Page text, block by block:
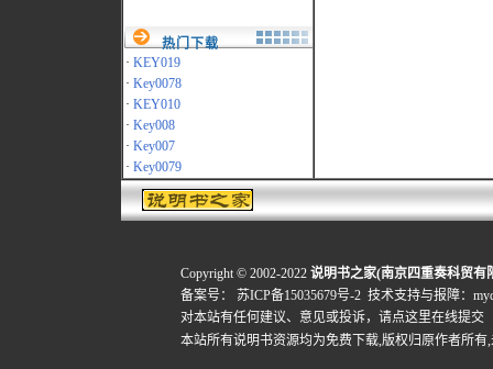
热门下载
· KEY019
· Key0078
· KEY010
· Key008
· Key007
· Key0079
Copyright © 2002-2022 说明书之家(南京四重奏科贸有
备案号：
苏ICP备15035679号-2 技术支持与报障：
对本站有任何建议、意见或投诉， 请点这里在线提交
本站所有说明书资源均为免费下载,版权归原作者所